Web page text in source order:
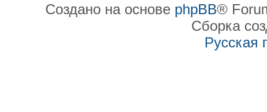
Создано на основе phpBB®
Сборка
Русская